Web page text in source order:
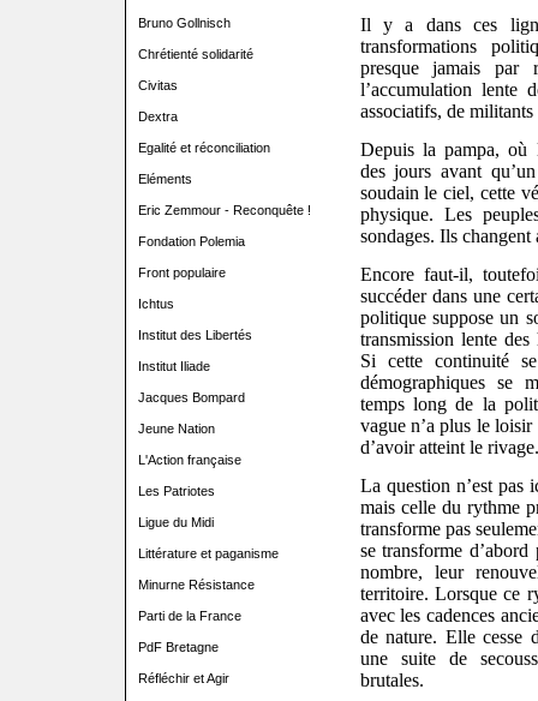
Bruno Gollnisch
Chrétienté solidarité
Civitas
Dextra
Egalité et réconciliation
Eléments
Eric Zemmour - Reconquête !
Fondation Polemia
Front populaire
Ichtus
Institut des Libertés
Institut Iliade
Jacques Bompard
Jeune Nation
L'Action française
Les Patriotes
Ligue du Midi
Littérature et paganisme
Minurne Résistance
Parti de la France
PdF Bretagne
Réfléchir et Agir
Il y a dans ces
transformations
presque jamais par
l’accumulation lente
associatifs, de
Depuis la pampa, où
des jours avant
soudain le ciel, cette
physique. Les
sondages. Ils
Encore faut-il,
succéder dans une
politique suppose un
transmission lente
Si cette continuité
démographiques se
temps long de la
vague n’a plus le loisir
d’avoir atteint le rivage.
La question n’est pas
mais celle du rythme
transforme pas
se transforme
nombre, leur
territoire. Lorsque ce
avec les cadences
de nature. Elle cesse
une suite de
brutales.